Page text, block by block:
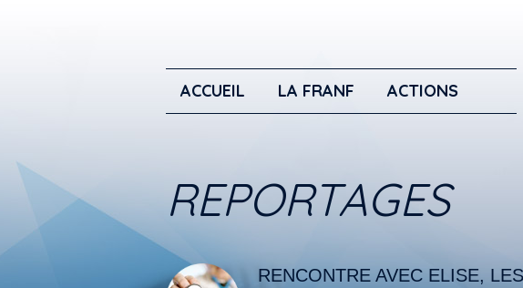
ACCUEIL LA FRANF ACTIONS
REPORTAGES
RENCONTRE AVEC ELISE,